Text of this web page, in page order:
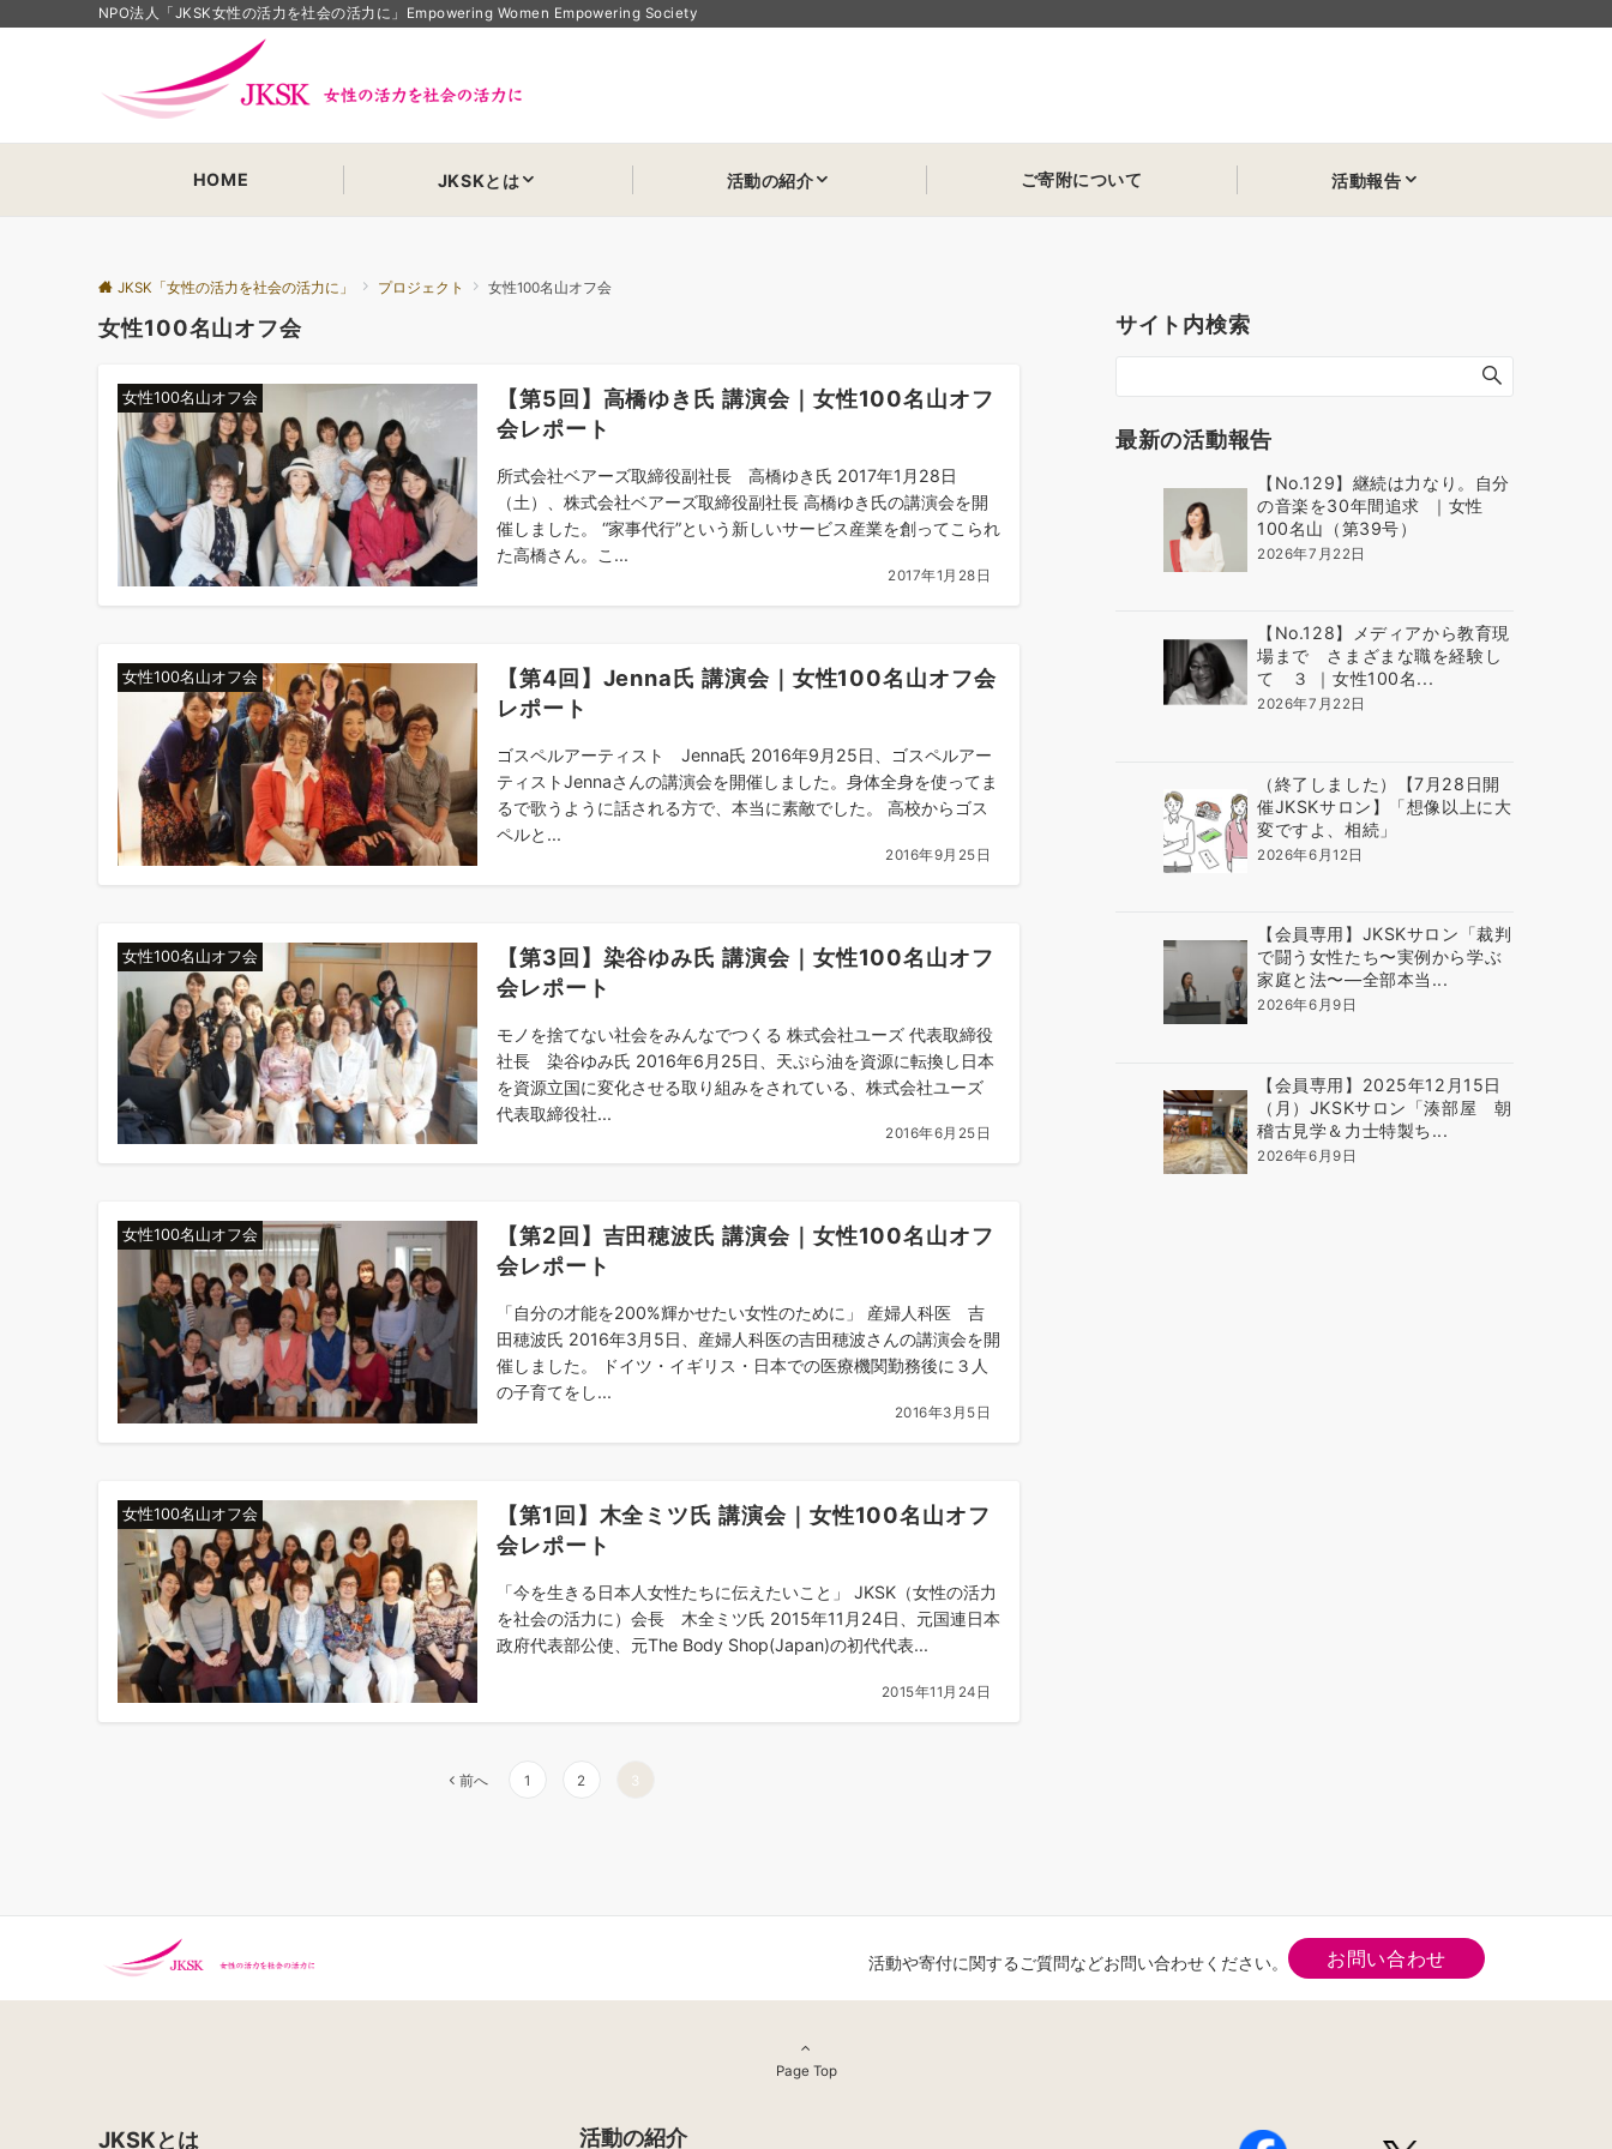
NPO法人「JKSK女性の活力を社会の活力に」Empowering Women Empowering Society
HOME JKSKとは 活動の紹介 ご寄附について 活動報告
JKSK「女性の活力を社会の活力に」 プロジェクト 女性100名山オフ会
女性100名山オフ会
女性100名山オフ会
【第5回】高橋ゆき氏 講演会｜女性100名山オフ
会レポート
所式会社ベアーズ取締役副社長 高橋ゆき氏 2017年1月28日
（土）、株式会社ベアーズ取締役副社長 高橋ゆき氏の講演会を開
催しました。 “家事代行”という新しいサービス産業を創ってこられ
た高橋さん。こ...
2017年1月28日
女性100名山オフ会
【第4回】Jenna氏 講演会｜女性100名山オフ会
レポート
ゴスペルアーティスト Jenna氏 2016年9月25日、ゴスペルアー
ティストJennaさんの講演会を開催しました。身体全身を使ってま
るで歌うように話される方で、本当に素敵でした。 高校からゴス
ペルと...
2016年9月25日
女性100名山オフ会
【第3回】染谷ゆみ氏 講演会｜女性100名山オフ
会レポート
モノを捨てない社会をみんなでつくる 株式会社ユーズ 代表取締役
社長 染谷ゆみ氏 2016年6月25日、天ぷら油を資源に転換し日本
を資源立国に変化させる取り組みをされている、株式会社ユーズ
代表取締役社...
2016年6月25日
女性100名山オフ会
【第2回】吉田穂波氏 講演会｜女性100名山オフ
会レポート
「自分の才能を200%輝かせたい女性のために」 産婦人科医 吉
田穂波氏 2016年3月5日、産婦人科医の吉田穂波さんの講演会を開
催しました。 ドイツ・イギリス・日本での医療機関勤務後に３人
の子育てをし...
2016年3月5日
女性100名山オフ会
【第1回】木全ミツ氏 講演会｜女性100名山オフ
会レポート
「今を生きる日本人女性たちに伝えたいこと」 JKSK（女性の活力
を社会の活力に）会長 木全ミツ氏 2015年11月24日、元国連日本
政府代表部公使、元The Body Shop(Japan)の初代代表...
2015年11月24日
ジ
前へ 1 2 3
サイト内検索
最新の活動報告
【No.129】継続は力なり。自分
の音楽を30年間追求 ｜女性
100名山（第39号）
2026年7月22日
【No.128】メディアから教育現
場まで さまざまな職を経験し
て ３ ｜女性100名...
2026年7月22日
（終了しました）【7月28日開
催JKSKサロン】「想像以上に大
変ですよ、相続」
2026年6月12日
【会員専用】JKSKサロン「裁判
で闘う女性たち〜実例から学ぶ
家庭と法〜―全部本当...
2026年6月9日
【会員専用】2025年12月15日
（月）JKSKサロン「湊部屋 朝
稽古見学＆力士特製ち...
2026年6月9日
活動や寄付に関するご質問などお問い合わせください。 お問い合わせ
Page Top
JKSKとは 活動の紹介